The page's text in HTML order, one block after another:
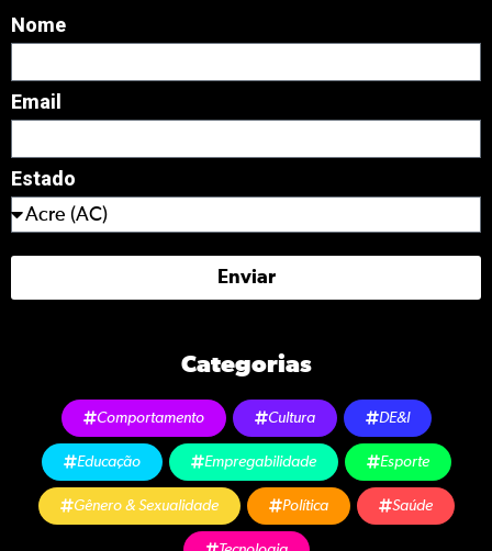
Nome
Email
Estado
Enviar
Categorias
Comportamento Cultura DE&I
Educação Empregabilidade Esporte
Gênero & Sexualidade Política Saúde